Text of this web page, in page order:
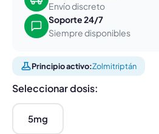
Envío discreto
Soporte 24/7
Siempre disponibles
Principio activo:Zolmitriptán
Seleccionar dosis:
5mg